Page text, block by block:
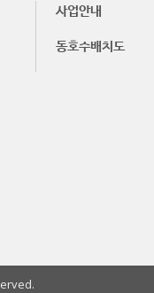
사업안내
동호수배치도